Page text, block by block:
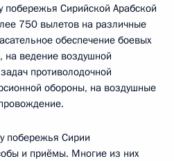
побережья Сирийской Арабской
750 вылетов на различные
обеспечение боевых
на ведение воздушной
противолодочной
обороны, на воздушные
побережья Сирии
и приёмы. Многие из них